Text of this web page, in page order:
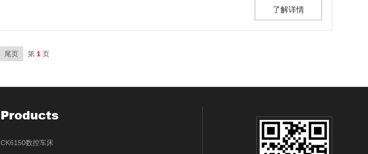
了解详情
尾页 第 1 页
Products
CK6150数控车床